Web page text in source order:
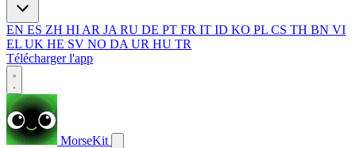
EN ES ZH HI AR JA RU DE PT FR IT ID KO PL CS TH BN VI
EL UK HE SV NO DA UR HU TR
Télécharger l'app
MorseKit